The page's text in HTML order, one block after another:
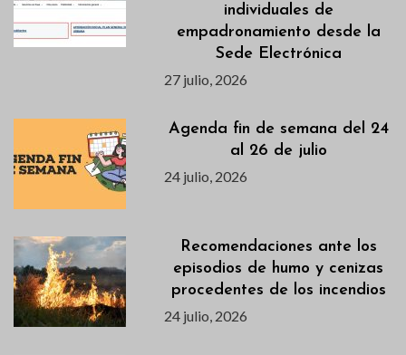
individuales de
empadronamiento desde la
Sede Electrónica
27 julio, 2026
Agenda fin de semana del 24
al 26 de julio
24 julio, 2026
Recomendaciones ante los
episodios de humo y cenizas
procedentes de los incendios
24 julio, 2026